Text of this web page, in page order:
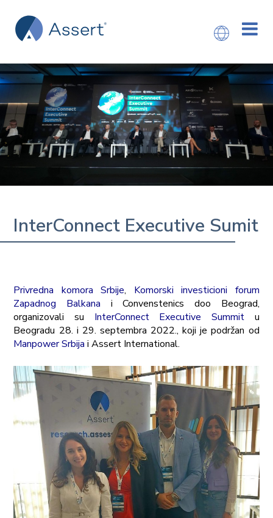
InterConnect Executive Sumit
Privredna komora Srbije, Komorski investicioni forum
Zapadnog Balkana i Convenstenics doo Beograd,
organizovali su InterConnect Executive Summitu
Beogradu 28. i 29. septembra 2022., koji je podržan od
Manpower Srbija i Assert International.